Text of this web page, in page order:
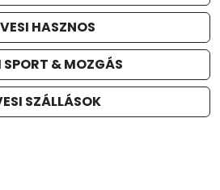
HASZNOS
SPORT & MOZGÁS
SZÁLLÁSOK